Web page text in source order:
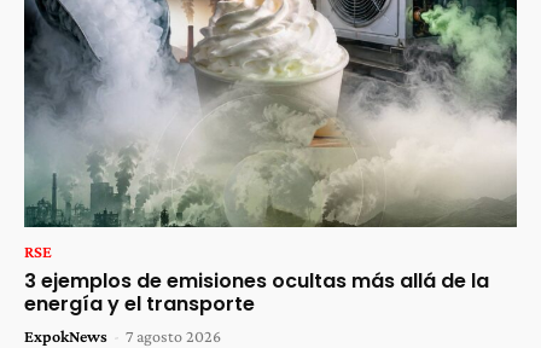
RSE
3 ejemplos de emisiones ocultas más allá de la
energía y el transporte
ExpokNews - 7 agosto 2026